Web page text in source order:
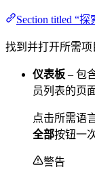
Section titled “
找到并打开所需项
仪表板 – 包
员列表的页面
点击所需语
全部按钮一
警告